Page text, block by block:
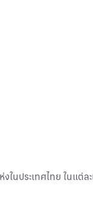
ประเทศไทย ในแต่ล